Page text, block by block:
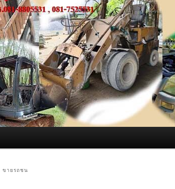
ขายรถชน